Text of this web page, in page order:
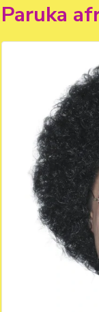
Paruka